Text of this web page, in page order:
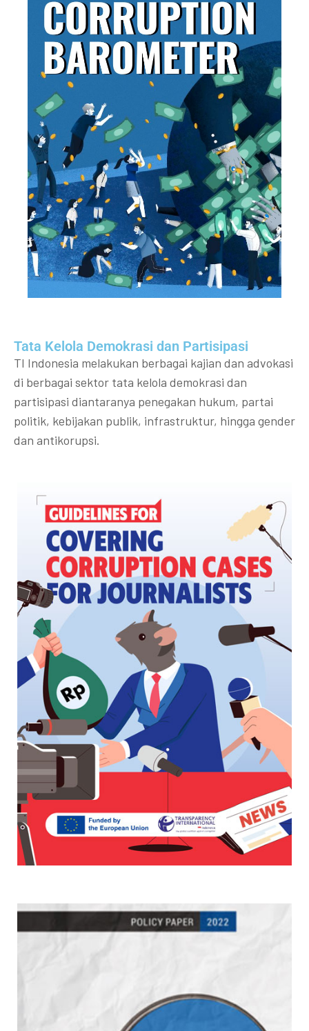
Tata Kelola Demokrasi dan Partisipasi​
TI Indonesia melakukan berbagai kajian dan advokasi
di berbagai sektor tata kelola demokrasi dan
partisipasi diantaranya penegakan hukum, partai
politik, kebijakan publik, infrastruktur, hingga gender
dan antikorupsi.